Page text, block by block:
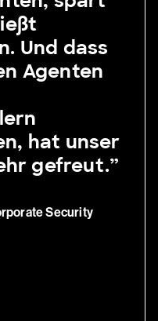
Und dass
Agenten
hat unser
gefreut.”
Security